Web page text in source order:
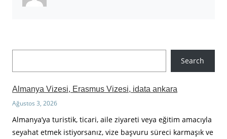
Search
Almanya Vizesi, Erasmus Vizesi, idata ankara
Ağustos 3, 2026
Almanya’ya turistik, ticari, aile ziyareti veya eğitim amacıyla
seyahat etmek istiyorsanız, vize başvuru süreci karmaşık ve